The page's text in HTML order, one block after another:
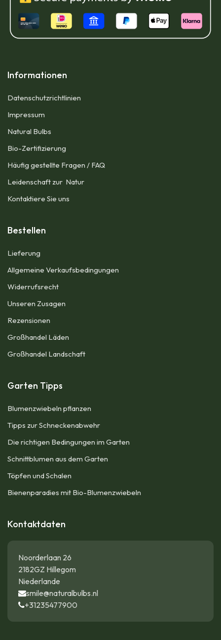
Informationen
Datenschutzrichtlinien
Impressum​
Natural Bulbs
Bio-Zertifizierung
Häufig gestellte Fragen / FAQ
Leidenschaft zur Natur
Kontaktiere Sie uns
Bestellen
Lieferung
Allgemeine Verkaufsbedingungen​
Widerrufsrecht
Unseren Zusagen
Rezensionen​
Großhandel Läden
Großhandel Landschaft
Garten Tipps
Blumenzwiebeln pflanzen
Tipps zur Schneckenabwehr
Die richtigen Bedingungen im Garten
Schnittblumen aus dem Garten
Töpfen und Schalen
Bienenparadies mit Bio-Blumenzwiebeln
Kontaktdaten
Noorderlaan 26
2182GZ Hillegom
Niederlande
smile@naturalbulbs.nl
+31235477900